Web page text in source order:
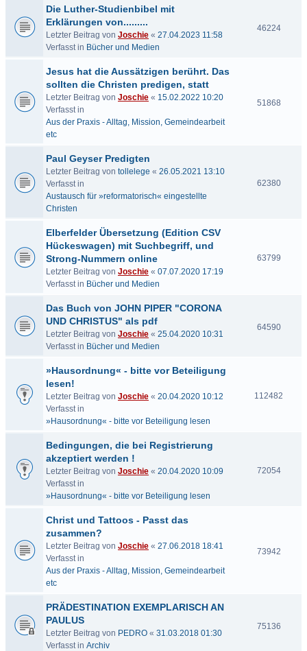
Die Luther-Studienbibel mit
Erklärungen von.........
Letzter Beitrag von Joschie « 27.04.2023 11:58
Verfasst in Bücher und Medien
46224
Jesus hat die Aussätzigen berührt. Das
sollten die Christen predigen, statt
Letzter Beitrag von Joschie « 15.02.2022 10:20
Verfasst in
Aus der Praxis - Alltag, Mission, Gemeindearbeit
etc
51868
Paul Geyser Predigten
Letzter Beitrag von tollelege « 26.05.2021 13:10
Verfasst in
Austausch für »reformatorisch« eingestellte
Christen
62380
Elberfelder Übersetzung (Edition CSV
Hückeswagen) mit Suchbegriff, und
Strong-Nummern online
Letzter Beitrag von Joschie « 07.07.2020 17:19
Verfasst in Bücher und Medien
63799
Das Buch von JOHN PIPER "CORONA
UND CHRISTUS" als pdf
Letzter Beitrag von Joschie « 25.04.2020 10:31
Verfasst in Bücher und Medien
64590
»Hausordnung« - bitte vor Beteiligung
lesen!
Letzter Beitrag von Joschie « 20.04.2020 10:12
Verfasst in
»Hausordnung« - bitte vor Beteiligung lesen
112482
Bedingungen, die bei Registrierung
akzeptiert werden !
Letzter Beitrag von Joschie « 20.04.2020 10:09
Verfasst in
»Hausordnung« - bitte vor Beteiligung lesen
72054
Christ und Tattoos - Passt das
zusammen?
Letzter Beitrag von Joschie « 27.06.2018 18:41
Verfasst in
Aus der Praxis - Alltag, Mission, Gemeindearbeit
etc
73942
PRÄDESTINATION EXEMPLARISCH AN
PAULUS
Letzter Beitrag von PEDRO « 31.03.2018 01:30
Verfasst in Archiv
75136